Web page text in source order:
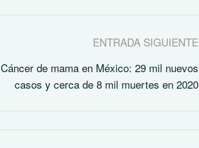
ENTRADA SIGUIENTE
Cáncer de mama en México: 29 mil nuevos
casos y cerca de 8 mil muertes en 2020